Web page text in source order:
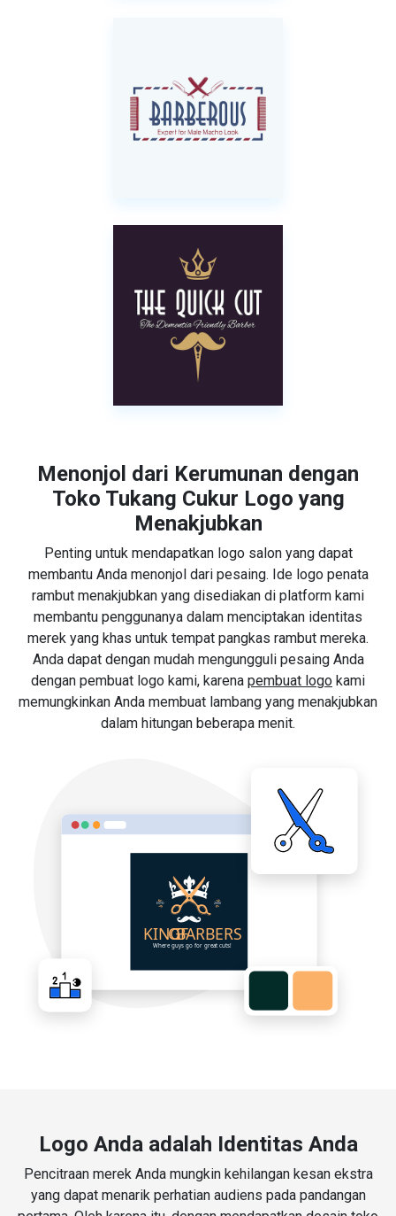
Menonjol dari Kerumunan dengan
Toko Tukang Cukur Logo yang
Menakjubkan
Penting untuk mendapatkan logo salon yang dapat
membantu Anda menonjol dari pesaing. Ide logo penata
rambut menakjubkan yang disediakan di platform kami
membantu penggunanya dalam menciptakan identitas
merek yang khas untuk tempat pangkas rambut mereka.
Anda dapat dengan mudah mengungguli pesaing Anda
dengan pembuat logo kami, karena pembuat logo kami
memungkinkan Anda membuat lambang yang menakjubkan
dalam hitungan beberapa menit.
Logo Anda adalah Identitas Anda
Pencitraan merek Anda mungkin kehilangan kesan ekstra
yang dapat menarik perhatian audiens pada pandangan